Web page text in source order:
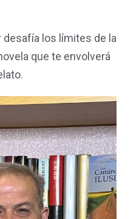
desafía los límites de la
que te envolverá